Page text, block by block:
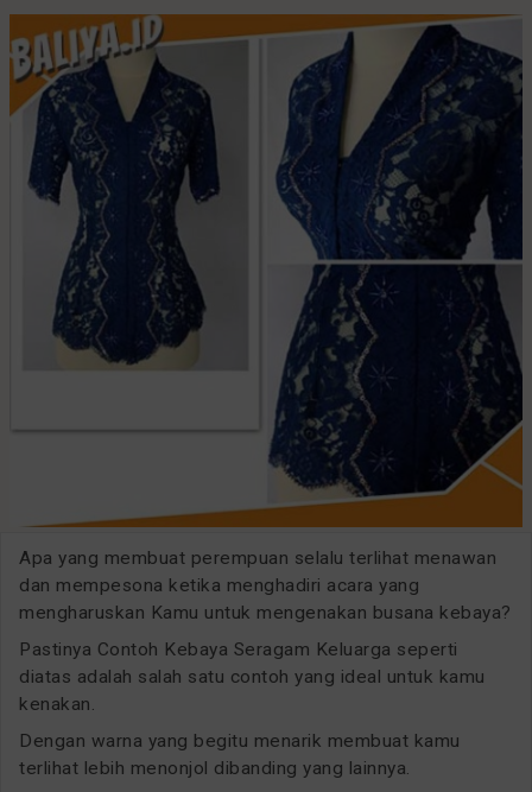
Apa yang membuat perempuan selalu terlihat menawan
dan mempesona ketika menghadiri acara yang
mengharuskan Kamu untuk mengenakan busana kebaya?
Pastinya Contoh Kebaya Seragam Keluarga seperti
diatas adalah salah satu contoh yang ideal untuk kamu
kenakan.
Dengan warna yang begitu menarik membuat kamu
terlihat lebih menonjol dibanding yang lainnya.